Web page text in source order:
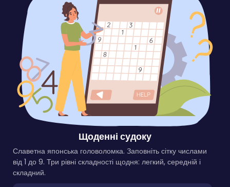
Щоденні судоку
Славетна японська головоломка. Заповніть сітку числами
від 1 до 9. Три рівні складності щодня: легкий, середній і
складний.